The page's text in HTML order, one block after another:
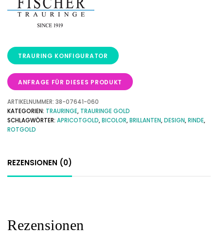
ANFRAGE FÜR DIESES PRODUKT
ARTIKELNUMMER: 38-07641-060
KATEGORIEN: TRAURINGE, TRAURINGE GOLD
SCHLAGWÖRTER: APRICOTGOLD,BICOLOR,BRILLANTEN,DESIGN,RINDE,
ROTGOLD
REZENSIONEN (0)
Rezensionen